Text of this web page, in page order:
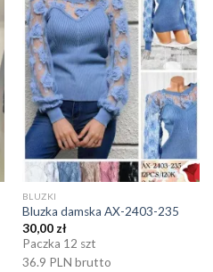
BLUZKI
Bluzka damska AX-2403-235
30,00 zł
Paczka 12 szt
36.9 PLN brutto